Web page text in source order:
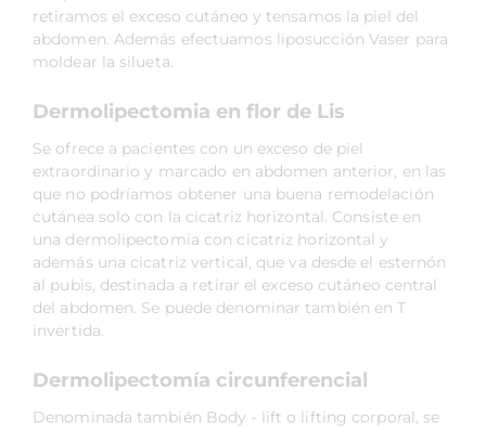
retiramos el exceso cutáneo y tensamos la piel del
abdomen. Además efectuamos liposucción Vaser para
moldear la silueta.
Dermolipectomia en flor de Lis
Se ofrece a pacientes con un exceso de piel
extraordinario y marcado en abdomen anterior, en las
que no podríamos obtener una buena remodelación
cutánea solo con la cicatriz horizontal. Consiste en
una dermolipectomia con cicatriz horizontal y
además una cicatriz vertical, que va desde el esternón
al pubis, destinada a retirar el exceso cutáneo central
del abdomen. Se puede denominar también en T
invertida.
Dermolipectomía circunferencial
Denominada también Body - lift o lifting corporal, se